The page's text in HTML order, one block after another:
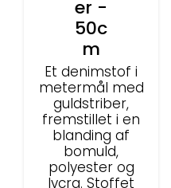
er -
50c
m
Et denimstof i
metermål med
guldstriber,
fremstillet i en
blanding af
bomuld,
polyester og
lycra. Stoffet